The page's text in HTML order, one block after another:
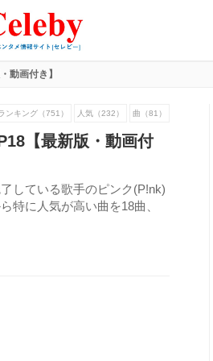
動画付き】
ンキング（751） 人気（232） 曲（81）
【最新版・動画付
している歌手のピンク(P!nk)
特に人気が高い曲を18曲、